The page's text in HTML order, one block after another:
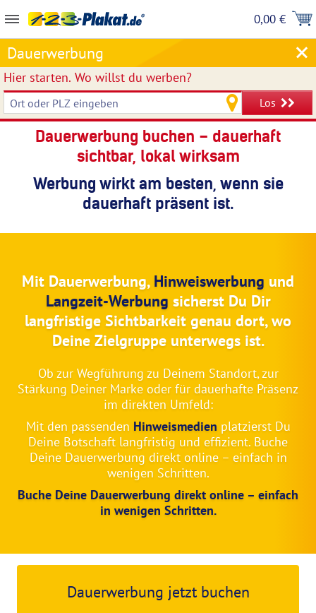
0,00 €
Dauerwerbung
Hier starten. Wo willst du werben?
Los
Dauerwerbung buchen – dauerhaft
sichtbar, lokal wirksam
Werbung wirkt am besten, wenn sie
dauerhaft präsent ist.
Mit Dauerwerbung, Hinweiswerbung und
Langzeit-Werbung sicherst Du Dir
langfristige Sichtbarkeit genau dort, wo
Deine Zielgruppe unterwegs ist.
Ob zur Wegführung zu Deinem Standort, zur
Stärkung Deiner Marke oder für dauerhafte Präsenz
im direkten Umfeld:
Mit den passenden Hinweismedien platzierst Du
Deine Botschaft langfristig und effizient. Buche
Deine Dauerwerbung direkt online – einfach in
wenigen Schritten.
Buche Deine Dauerwerbung direkt online – einfach
in wenigen Schritten.
Dauerwerbung jetzt buchen